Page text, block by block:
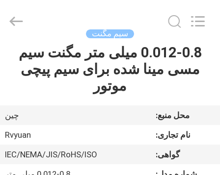
خانه
دربارهی
Electric
Material
Reserved.
سیم مگنت
0.012-0.8 میلی متر مگنت سیم
مسی مینا شده برای سیم پیچی
موتور
محل منبع:
چین
نام تجاری:
Rvyuan
گواهی:
IEC/NEMA/JIS/RoHS/ISO